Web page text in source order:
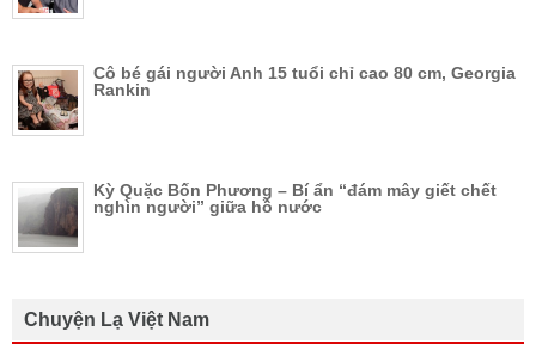
Cô bé gái người Anh 15 tuổi chỉ cao 80 cm, Georgia
Rankin
Kỳ Quặc Bốn Phương – Bí ẩn “đám mây giết chết
nghìn người” giữa hồ nước
Chuyện Lạ Việt Nam